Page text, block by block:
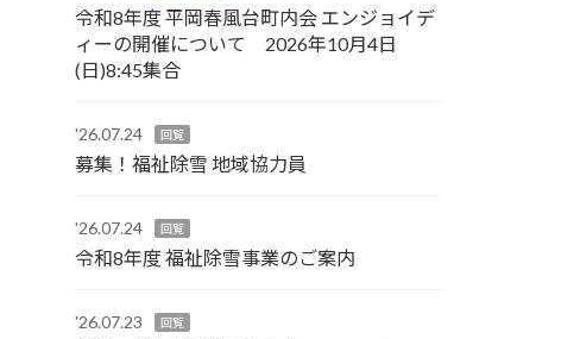
令和8年度 平岡春風台町内会 エンジョイデ
ィーの開催について 2026年10月4日
(日)8:45集合
'26.07.24 回覧
募集！福祉除雪 地域協力員
'26.07.24 回覧
令和8年度 福祉除雪事業のご案内
'26.07.23 回覧